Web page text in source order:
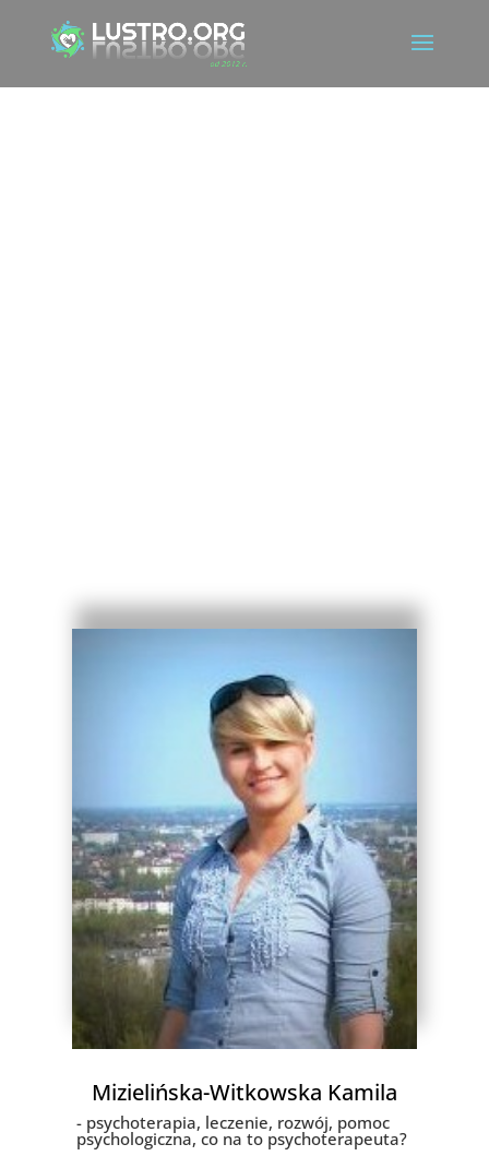
Mizielińska-Witkowska Kamila
- psychoterapia, leczenie, rozwój, pomoc
psychologiczna, co na to psychoterapeuta?